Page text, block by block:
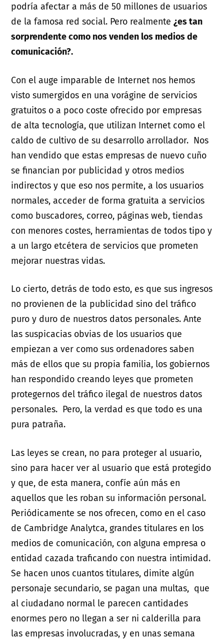
podría afectar a más de 50 millones de usuarios
de la famosa red social. Pero realmente¿es tan
sorprendente como nos venden los medios de
comunicación?.
Con el auge imparable de Internet nos hemos
visto sumergidos en una vorágine de servicios
gratuitos o a poco coste ofrecido por empresas
de alta tecnología, que utilizan Internet como el
caldo de cultivo de su desarrollo arrollador. Nos
han vendido que estas empresas de nuevo cuño
se financian por publicidad y otros medios
indirectos y que eso nos permite, a los usuarios
normales, acceder de forma gratuita a servicios
como buscadores, correo, páginas web, tiendas
con menores costes, herramientas de todos tipo y
a un largo etcétera de servicios que prometen
mejorar nuestras vidas.
Lo cierto, detrás de todo esto, es que sus ingresos
no provienen de la publicidad sino del tráfico
puro y duro de nuestros datos personales. Ante
las suspicacias obvias de los usuarios que
empiezan a ver como sus ordenadores saben
más de ellos que su propia familia, los gobiernos
han respondido creando leyes que prometen
protegernos del tráfico ilegal de nuestros datos
personales. Pero, la verdad es que todo es una
pura patraña.
Las leyes se crean, no para proteger al usuario,
sino para hacer ver al usuario que está protegido
y que, de esta manera, confíe aún más en
aquellos que les roban su información personal.
Periódicamente se nos ofrecen, como en el caso
de Cambridge Analytca, grandes titulares en los
medios de comunicación, con alguna empresa o
entidad cazada traficando con nuestra intimidad.
Se hacen unos cuantos titulares, dimite algún
personaje secundario, se pagan una multas, que
al ciudadano normal le parecen cantidades
enormes pero no llegan a ser ni calderilla para
las empresas involucradas, y en unas semana